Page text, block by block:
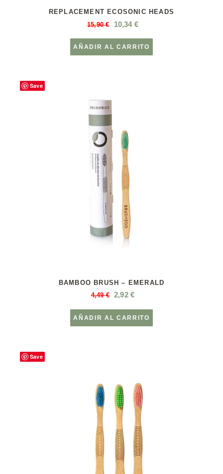
REPLACEMENT ECOSONIC HEADS
15,90€ 10,34 €
AÑADIR AL CARRITO
Save
BAMBOO BRUSH – EMERALD
4,49€ 2,92€
AÑADIR AL CARRITO
Save